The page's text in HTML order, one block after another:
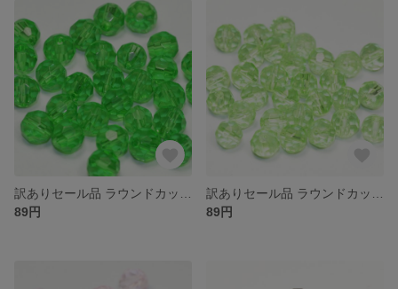
89円
89円